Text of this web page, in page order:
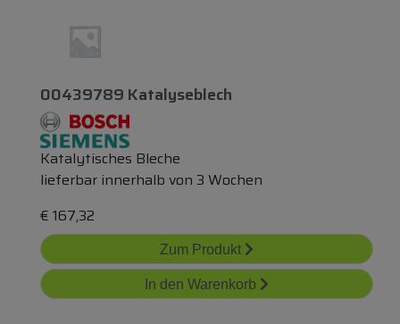
00439789 Katalyseblech
Katalytisches Bleche
lieferbar innerhalb von 3 Wochen
€ 167,32
Zum Produkt
In den Warenkorb